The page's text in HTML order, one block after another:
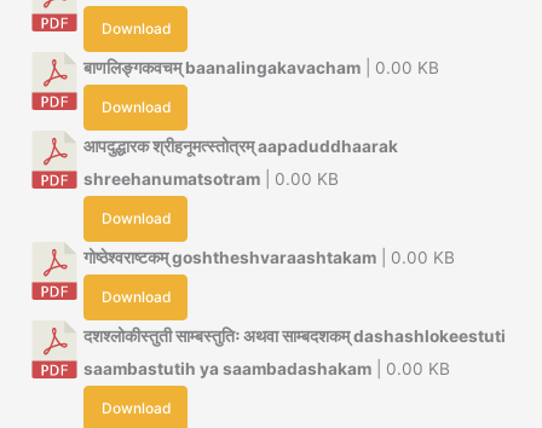
Download
बाणलिङ्गकवचम् baanalingakavacham | 0.00 KB
Download
आपदुद्धारक श्रीहनूमत्स्तोत्रम् aapaduddhaarak
shreehanumatsotram | 0.00 KB
Download
गोष्ठेश्वराष्टकम् goshtheshvaraashtakam | 0.00 KB
Download
दशश्लोकीस्तुती साम्बस्तुतिः अथवा साम्बदशकम् dashashlokeestuti
saambastutih ya saambadashakam | 0.00 KB
Download